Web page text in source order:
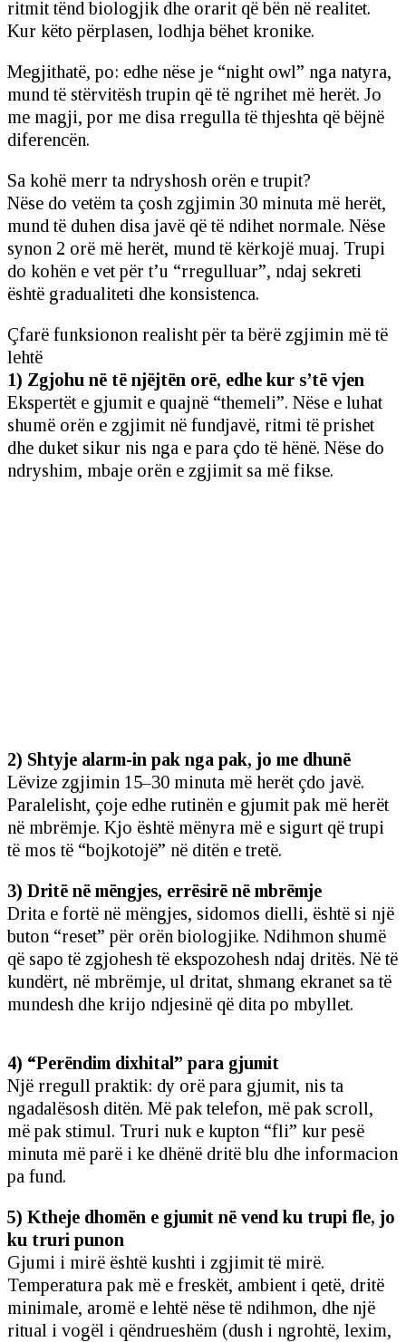
ritmit tënd biologjik dhe orarit që bën në realitet.
Kur këto përplasen, lodhja bëhet kronike.
Megjithatë, po: edhe nëse je “night owl” nga natyra,
mund të stërvitësh trupin që të ngrihet më herët. Jo
me magji, por me disa rregulla të thjeshta që bëjnë
diferencën.
Sa kohë merr ta ndryshosh orën e trupit?
Nëse do vetëm ta çosh zgjimin 30 minuta më herët,
mund të duhen disa javë që të ndihet normale. Nëse
synon 2 orë më herët, mund të kërkojë muaj. Trupi
do kohën e vet për t’u “rregulluar”, ndaj sekreti
është gradualiteti dhe konsistenca.
Çfarë funksionon realisht për ta bërë zgjimin më të
lehtë
1) Zgjohu në të njëjtën orë, edhe kur s’të vjen
Ekspertët e gjumit e quajnë “themeli”. Nëse e luhat
shumë orën e zgjimit në fundjavë, ritmi të prishet
dhe duket sikur nis nga e para çdo të hënë. Nëse do
ndryshim, mbaje orën e zgjimit sa më fikse.
2) Shtyje alarm-in pak nga pak, jo me dhunë
Lëvize zgjimin 15–30 minuta më herët çdo javë.
Paralelisht, çoje edhe rutinën e gjumit pak më herët
në mbrëmje. Kjo është mënyra më e sigurt që trupi
të mos të “bojkotojë” në ditën e tretë.
3) Dritë në mëngjes, errësirë në mbrëmje
Drita e fortë në mëngjes, sidomos dielli, është si një
buton “reset” për orën biologjike. Ndihmon shumë
që sapo të zgjohesh të ekspozohesh ndaj dritës. Në të
kundërt, në mbrëmje, ul dritat, shmang ekranet sa të
mundesh dhe krijo ndjesinë që dita po mbyllet.
4) “Perëndim dixhital” para gjumit
Një rregull praktik: dy orë para gjumit, nis ta
ngadalësosh ditën. Më pak telefon, më pak scroll,
më pak stimul. Truri nuk e kupton “fli” kur pesë
minuta më parë i ke dhënë dritë blu dhe informacion
pa fund.
5) Ktheje dhomën e gjumit në vend ku trupi fle, jo
ku truri punon
Gjumi i mirë është kushti i zgjimit të mirë.
Temperatura pak më e freskët, ambient i qetë, dritë
minimale, aromë e lehtë nëse të ndihmon, dhe një
ritual i vogël i qëndrueshëm (dush i ngrohtë, lexim,